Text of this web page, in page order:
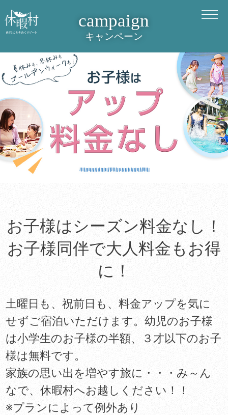
campaign
キャンペーン
お子様はシーズン料金なし！
お子様同伴で大人料金もお得
に！
土曜日も、祝前日も、料金アップを気に
せずご宿泊いただけます。幼児のお子様
は小学生のお子様の半額、３才以下のお子
様は無料です。
家族の思い出を増やす旅に・・・み～ん
なで、休暇村へお越しください！！
※プランによって例外あり